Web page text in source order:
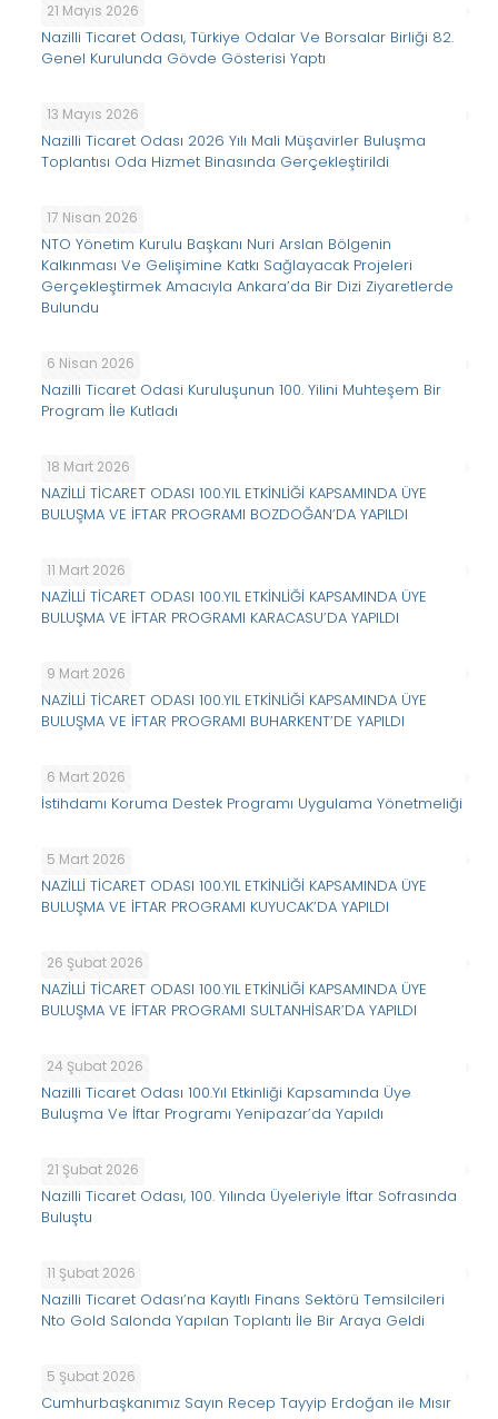
21 Mayıs 2026
Nazilli Ticaret Odası, Türkiye Odalar Ve Borsalar Birliği 82.
Genel Kurulunda Gövde Gösterisi Yaptı
13 Mayıs 2026
Nazilli Ticaret Odası 2026 Yılı Mali Müşavirler Buluşma
Toplantısı Oda Hizmet Binasında Gerçekleştirildi
17 Nisan 2026
NTO Yönetim Kurulu Başkanı Nuri Arslan Bölgenin
Kalkınması Ve Gelişimine Katkı Sağlayacak Projeleri
Gerçekleştirmek Amacıyla Ankara’da Bir Dizi Ziyaretlerde
Bulundu
6 Nisan 2026
Nazilli Ticaret Odasi Kuruluşunun 100. Yilini Muhteşem Bir
Program İle Kutladı
18 Mart 2026
NAZİLLİ TİCARET ODASI 100.YIL ETKİNLİĞİ KAPSAMINDA ÜYE
BULUŞMA VE İFTAR PROGRAMI BOZDOĞAN’DA YAPILDI
11 Mart 2026
NAZİLLİ TİCARET ODASI 100.YIL ETKİNLİĞİ KAPSAMINDA ÜYE
BULUŞMA VE İFTAR PROGRAMI KARACASU’DA YAPILDI
9 Mart 2026
NAZİLLİ TİCARET ODASI 100.YIL ETKİNLİĞİ KAPSAMINDA ÜYE
BULUŞMA VE İFTAR PROGRAMI BUHARKENT’DE YAPILDI
6 Mart 2026
İstihdamı Koruma Destek Programı Uygulama Yönetmeliği
5 Mart 2026
NAZİLLİ TİCARET ODASI 100.YIL ETKİNLİĞİ KAPSAMINDA ÜYE
BULUŞMA VE İFTAR PROGRAMI KUYUCAK’DA YAPILDI
26 Şubat 2026
NAZİLLİ TİCARET ODASI 100.YIL ETKİNLİĞİ KAPSAMINDA ÜYE
BULUŞMA VE İFTAR PROGRAMI SULTANHİSAR’DA YAPILDI
24 Şubat 2026
Nazilli Ticaret Odası 100.Yıl Etkinliği Kapsamında Üye
Buluşma Ve İftar Programı Yenipazar’da Yapıldı
21 Şubat 2026
Nazilli Ticaret Odası, 100. Yılında Üyeleriyle İftar Sofrasında
Buluştu
11 Şubat 2026
Nazilli Ticaret Odası’na Kayıtlı Finans Sektörü Temsilcileri
Nto Gold Salonda Yapılan Toplantı İle Bir Araya Geldi
5 Şubat 2026
Cumhurbaşkanımız Sayın Recep Tayyip Erdoğan ile Mısır